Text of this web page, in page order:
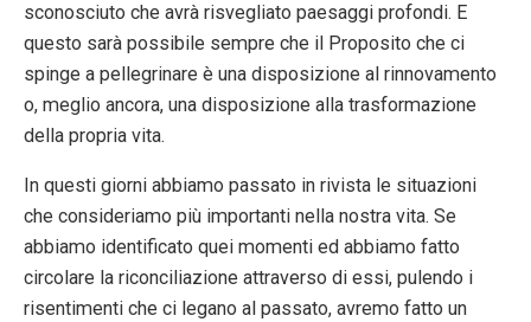
sconosciuto che avrà risvegliato paesaggi profondi. E
questo sarà possibile sempre che il Proposito che ci
spinge a pellegrinare è una disposizione al rinnovamento
o, meglio ancora, una disposizione alla trasformazione
della propria vita.
In questi giorni abbiamo passato in rivista le situazioni
che consideriamo più importanti nella nostra vita. Se
abbiamo identificato quei momenti ed abbiamo fatto
circolare la riconciliazione attraverso di essi, pulendo i
risentimenti che ci legano al passato, avremo fatto un